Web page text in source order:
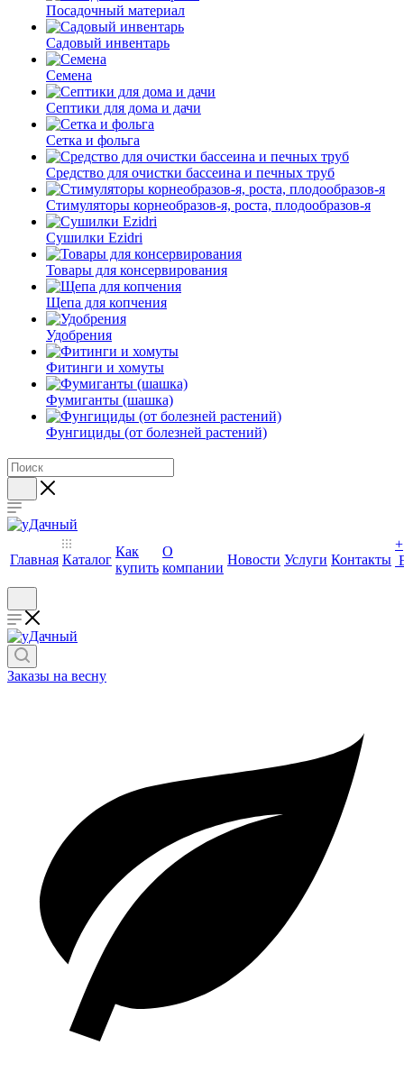
Посадочный материал
Садовый инвентарь
Семена
Септики для дома и дачи
Сетка и фольга
Средство для очистки бассеина и печных труб
Стимуляторы корнеобразов-я, роста, плодообразов-я
Сушилки Ezidri
Товары для консервирования
Щепа для копчения
Удобрения
Фитинги и хомуты
Фумиганты (шашка)
Фунгициды (от болезней растений)
Главная Каталог
Как
купить
О
компании
Новости Услуги Контакты
+
Заказы на весну